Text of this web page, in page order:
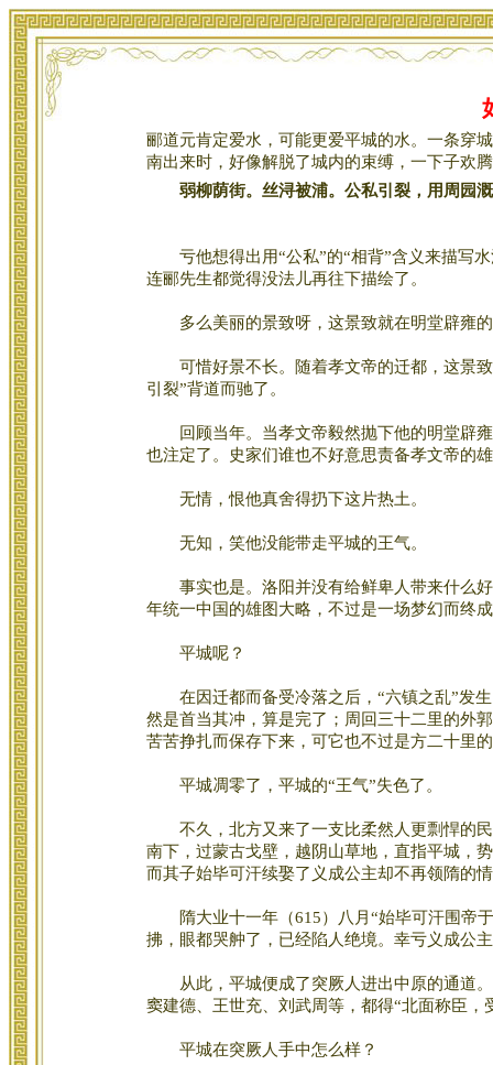
郦道元肯定爱水，可能更爱平城的水。一条穿
南出来时，好像解脱了城内的束缚，一下子欢
弱柳荫街。丝浔被浦。公私引裂，用周园溉
亏他想得出用“公私”的“相背”含义来描写水
连郦先生都觉得没法儿再往下描绘了。
多么美丽的景致呀，这景致就在明堂辟雍
可惜好景不长。随着孝文帝的迁都，这景致
引裂”背道而驰了。
回顾当年。当孝文帝毅然抛下他的明堂辟雍
也注定了。史家们谁也不好意思责备孝文帝的
无情，恨他真舍得扔下这片热土。
无知，笑他没能带走平城的王气。
事实也是。洛阳并没有给鲜卑人带来什么好
年统一中国的雄图大略，不过是一场梦幻而终
平城呢？
在因迁都而备受冷落之后，“六镇之乱”发生
然是首当其冲，算是完了；周回三十二里的外
苦苦挣扎而保存下来，可它也不过是方二十里
平城凋零了，平城的“王气”失色了。
不久，北方又来了一支比柔然人更剽悍的民
南下，过蒙古戈壁，越阴山草地，直指平城，
而其子始毕可汗续娶了义成公主却不再领隋的
隋大业十一年（615）八月“始毕可汗围帝于
拂，眼都哭舯了，已经陷人绝境。幸亏义成公
从此，平城便成了突厥人进出中原的通道。
窦建德、王世充、刘武周等，都得“北面称臣，
平城在突厥人手中怎么样？